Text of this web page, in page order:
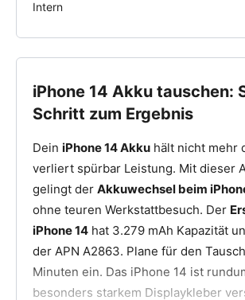
Intern
iPhone 14 Akku tauschen:
Schritt zum Ergebnis
Dein iPhone 14 Akku hält nicht mehr
verliert spürbar Leistung. Mit dieser
gelingt der Akkuwechsel beim
ohne teuren Werkstattbesuch. Der
iPhone 14 hat 3.279 mAh Kapazität
der APN A2863. Plane für den
Minuten ein. Das iPhone 14 ist
besonders starkem Displaykleber